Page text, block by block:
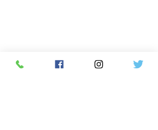
Conserto Aquecedor na lagoa RJ